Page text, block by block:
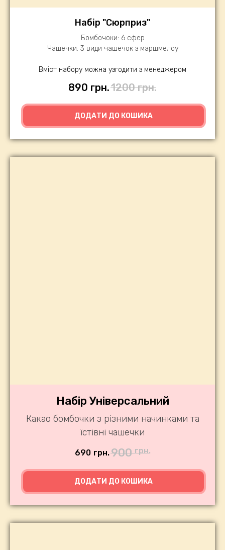
Набір "Сюрприз"
Бомбочоки: 6 сфер
Чашечки: 3 види чашечок з маршмелоу
Вміст набору можна узгодити з менеджером
890 грн.1200 грн.
ДОДАТИ ДО КОШИКА
Набір Універсальний
Какао бомбочки з різними начинками та
їстівні чашечки
690 грн.900 грн.
ДОДАТИ ДО КОШИКА